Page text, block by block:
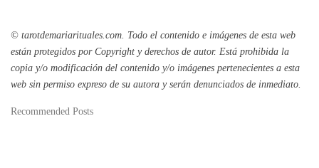
© tarotdemariarituales.com. Todo el contenido e imágenes de esta web
están protegidos por Copyright y derechos de autor. Está prohibida la
copia y/o modificación del contenido y/o imágenes pertenecientes a esta
web sin permiso expreso de su autora y serán denunciados de inmediato.
Recommended Posts